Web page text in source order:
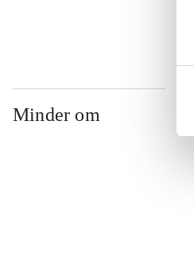
Minder om